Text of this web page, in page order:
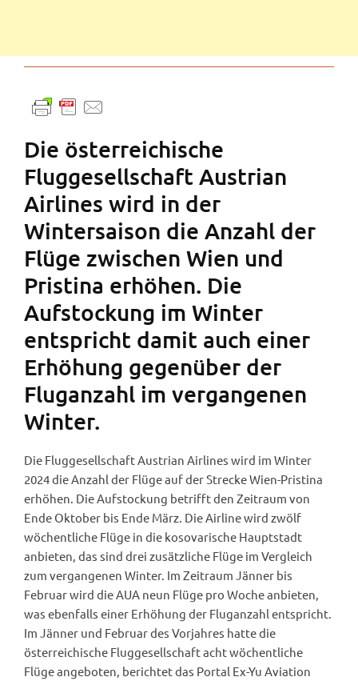
Die österreichische
Fluggesellschaft Austrian
Airlines wird in der
Wintersaison die Anzahl der
Flüge zwischen Wien und
Pristina erhöhen. Die
Aufstockung im Winter
entspricht damit auch einer
Erhöhung gegenüber der
Fluganzahl im vergangenen
Winter.
Die Fluggesellschaft Austrian Airlines wird im Winter
2024 die Anzahl der Flüge auf der Strecke Wien-Pristina
erhöhen. Die Aufstockung betrifft den Zeitraum von
Ende Oktober bis Ende März. Die Airline wird zwölf
wöchentliche Flüge in die kosovarische Hauptstadt
anbieten, das sind drei zusätzliche Flüge im Vergleich
zum vergangenen Winter. Im Zeitraum Jänner bis
Februar wird die AUA neun Flüge pro Woche anbieten,
was ebenfalls einer Erhöhung der Fluganzahl entspricht.
Im Jänner und Februar des Vorjahres hatte die
österreichische Fluggesellschaft acht wöchentliche
Flüge angeboten, berichtet das Portal Ex-Yu Aviation